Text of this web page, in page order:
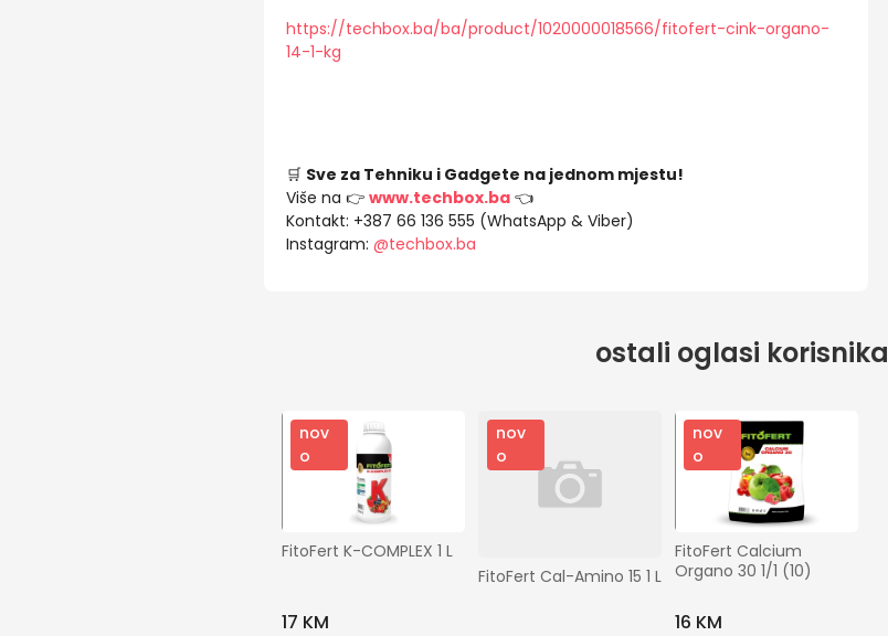
https://techbox.ba/ba/product/1020000018566/fitofert-cink-organo-
14-1-kg
🛒 Sve za Tehniku i Gadgete na jednom mjestu!
Više na 👉 www.techbox.ba👈
Kontakt: +387 66 136 555 (WhatsApp & Viber)
Instagram: @techbox.ba
ostali oglasi korisnika
nov
o
FitoFert K-COMPLEX 1 L
17 KM
nov
o
FitoFert Cal-Amino 15 1 L
nov
o
FitoFert Calcium
Organo 30 1/1 (10)
16 KM